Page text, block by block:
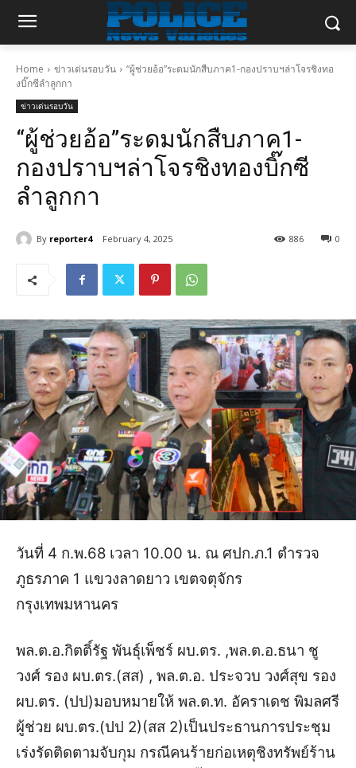
Home ข่าวเด่นรอบวัน
“ผู้ช่วยอ้อ”ระดมนักสืบภาค1-กองปราบฯล่าโจรชิงทอ
งบิ๊กซีลำลูกกา
ข่าวเด่นรอบวัน
“ผู้ช่วยอ้อ”ระดมนักสืบภาค1-
กองปราบฯล่าโจรชิงทองบิ๊กซี
ลำลูกกา
By reporter4 February 4, 2025 0
886
วันที่ 4 ก.พ.68 เวลา 10.00 น. ณ ศปก.ภ.1 ตำรวจ
ภูธรภาค 1 แขวงลาดยาว เขตจตุจักร
กรุงเทพมหานคร
พล.ต.อ.กิตติ์รัฐ พันธุ์เพ็ชร์ ผบ.ตร. ,พล.ต.อ.ธนา ชู
วงศ์ รอง ผบ.ตร.(สส) , พล.ต.อ. ประจวบ วงศ์สุข รอง
ผบ.ตร. (ปป)มอบหมายให้ พล.ต.ท. อัคราเดช พิมลศรี
ผู้ช่วย ผบ.ตร.(ปป 2)(สส 2)เป็นประธานการประชุม
เร่งรัดติดตามจับกุม กรณีคนร้ายก่อเหตุชิงทรัพย์ร้าน